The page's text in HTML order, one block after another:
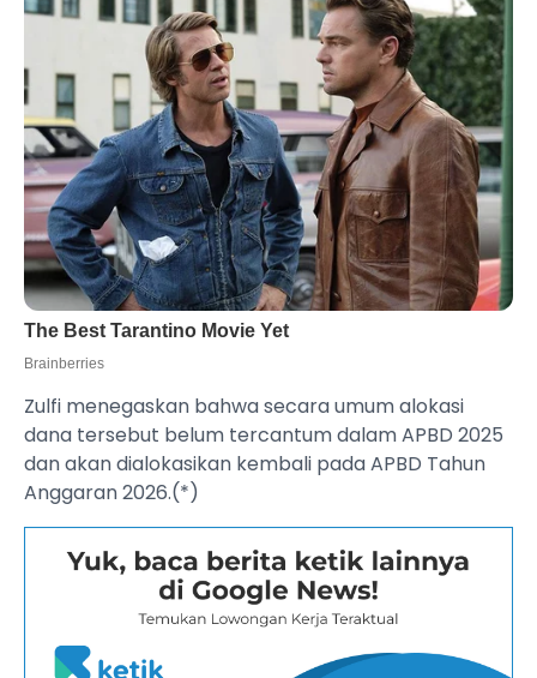
Zulfi menegaskan bahwa secara umum alokasi
dana tersebut belum tercantum dalam APBD 2025
dan akan dialokasikan kembali pada APBD Tahun
Anggaran 2026.(*)